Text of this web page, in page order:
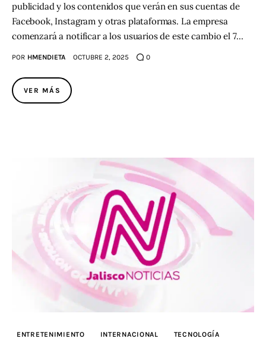
publicidad y los contenidos que verán en sus cuentas de
Facebook, Instagram y otras plataformas. La empresa
comenzará a notificar a los usuarios de este cambio el 7…
POR HMENDIETA OCTUBRE 2, 2025 0
VER MÁS
ENTRETENIMIENTO INTERNACIONAL TECNOLOGÍA